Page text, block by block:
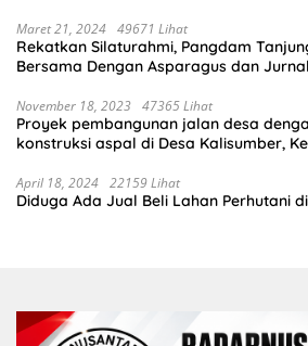
Maret 21, 2024 49671 Lihat
Rekatkan Silaturahmi, Pangdam
Bersama Dengan Asparagus dan
November 18, 2023 47365 Lihat
Proyek pembangunan jalan desa
konstruksi aspal di Desa Kalisumber,
sudah selesai di tahun 2023
April 18, 2024 22159 Lihat
Diduga Ada Jual Beli Lahan Perhutani